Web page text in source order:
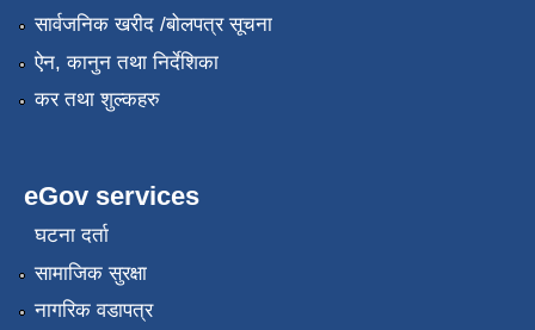
सार्वजनिक खरीद /बोलपत्र सूचना
ऐन, कानुन तथा निर्देशिका
कर तथा शुल्कहरु
eGov services
घटना दर्ता
सामाजिक सुरक्षा
नागरिक वडापत्र